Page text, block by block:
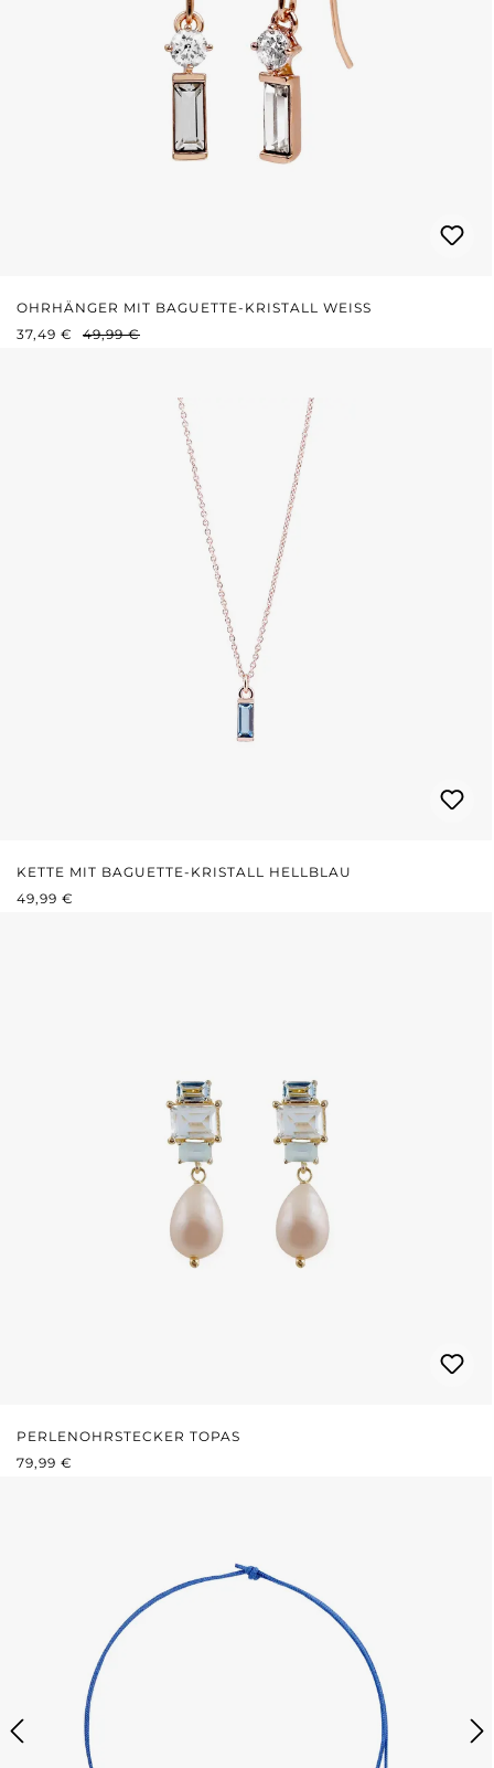
OHRHÄNGER MIT BAGUETTE-KRISTALL WEISS
VERKAUFSPREIS:
37,49 € REGULÄRER PREIS:
49,99 €
KETTE MIT BAGUETTE-KRISTALL HELLBLAU
REGULÄRER PREIS:
49,99 €
PERLENOHRSTECKER TOPAS
REGULÄRER PREIS:
79,99 €